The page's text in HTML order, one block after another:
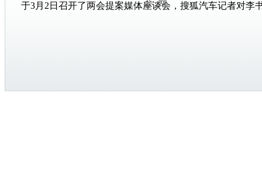
于3月2日召开了两会提案媒体座谈会，搜狐汽车记者对李